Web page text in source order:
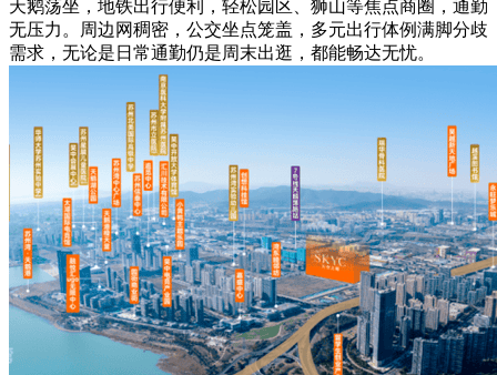
天鹅荡坐，地铁出行便利，轻松园区、狮山等焦点商圈，通勤
无压力。周边网稠密，公交坐点笼盖，多元出行体例满脚分歧
需求，无论是日常通勤仍是周末出逛，都能畅达无忧。